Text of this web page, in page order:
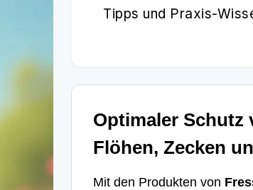
Tipps und Praxis-
Optimaler Schutz
Flöhen, Zecken
Mit den Produkten von